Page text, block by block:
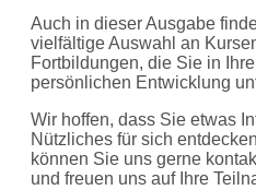
Auch in dieser Ausgabe
vielfältige Auswahl an
Fortbildungen, die Sie in
persönlichen Entwicklung
Wir hoffen, dass Sie etwas
Nützliches für sich
können Sie uns gerne
und freuen uns auf Ihre